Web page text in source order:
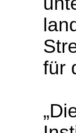
für